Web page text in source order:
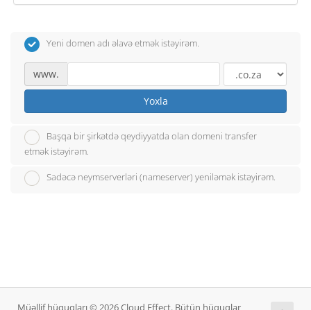
Yeni domen adı əlavə etmək istəyirəm.
www.
Yoxla
Başqa bir şirkətdə qeydiyyatda olan domeni transfer
etmək istəyirəm.
Sadəcə neymserverləri (nameserver) yeniləmək istəyirəm.
Müəllif hüquqları © 2026 Cloud Effect. Bütün hüquqlar